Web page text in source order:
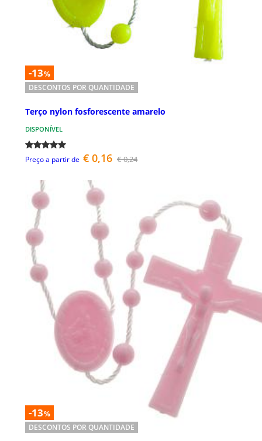
-13%
DESCONTOS POR QUANTIDADE
Terço nylon fosforescente amarelo
DISPONÍVEL
Preço a partir de € 0,16 € 0,24
-13%
DESCONTOS POR QUANTIDADE